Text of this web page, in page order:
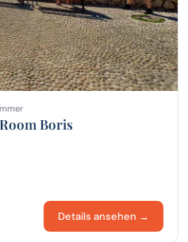
Boris
Details ansehen →